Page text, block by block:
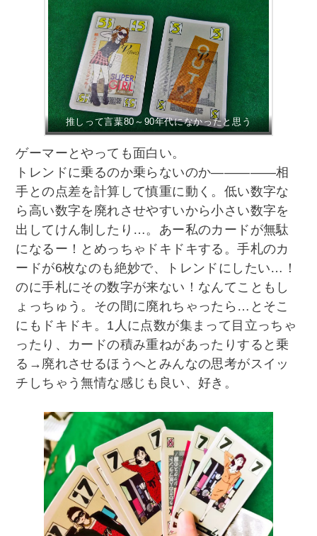
推しって言葉80～90年代になかったと思う
ゲーマーとやっても面白い。
トレンドに乗るのか乗らないのか―――――相
手との点差を計算して慎重に動く。低い数字な
ら高い数字を廃れさせやすいから小さい数字を
出してけん制したり…。あー私のカードが無駄
になるー！とめっちゃドキドキする。手札のカ
ードが6枚なのも絶妙で、トレンドにしたい…！
のに手札にその数字が来ない！なんてこともし
ょっちゅう。その間に廃れちゃったら…とそこ
にもドキドキ。1人に点数が集まって目立っちゃ
ったり、カードの積み重ねがあったりすると乗
る→廃れさせるほうへとみんなの思考がスイッ
チしちゃう無情な感じも良い、好き。